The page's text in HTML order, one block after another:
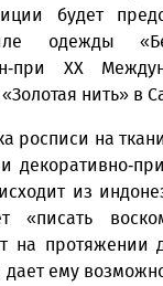
будет
одежды
при XX
нить» в
росписи на
декоративно-
из
«писать
на протяжении
дает ему